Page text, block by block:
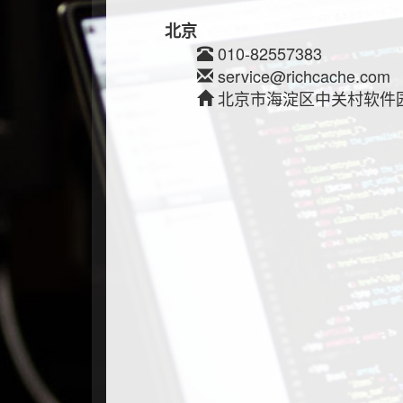
北京
010-82557383
service@richcache.com
北京市海淀区中关村软件